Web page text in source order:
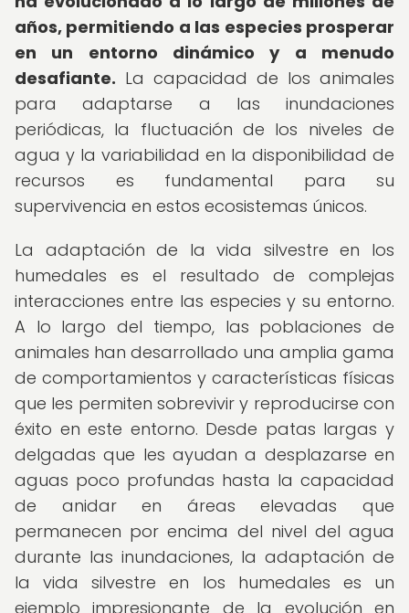
años, permitiendo a las especies prosperar
en un entorno dinámico y a menudo
desafiante. La capacidad de los animales
para adaptarse a las inundaciones
periódicas, la fluctuación de los niveles de
agua y la variabilidad en la disponibilidad de
recursos es fundamental para su
supervivencia en estos ecosistemas únicos.
La adaptación de la vida silvestre en los
humedales es el resultado de complejas
interacciones entre las especies y su entorno.
A lo largo del tiempo, las poblaciones de
animales han desarrollado una amplia gama
de comportamientos y características físicas
que les permiten sobrevivir y reproducirse con
éxito en este entorno. Desde patas largas y
delgadas que les ayudan a desplazarse en
aguas poco profundas hasta la capacidad
de anidar en áreas elevadas que
permanecen por encima del nivel del agua
durante las inundaciones, la adaptación de
la vida silvestre en los humedales es un
ejemplo impresionante de la evolución en